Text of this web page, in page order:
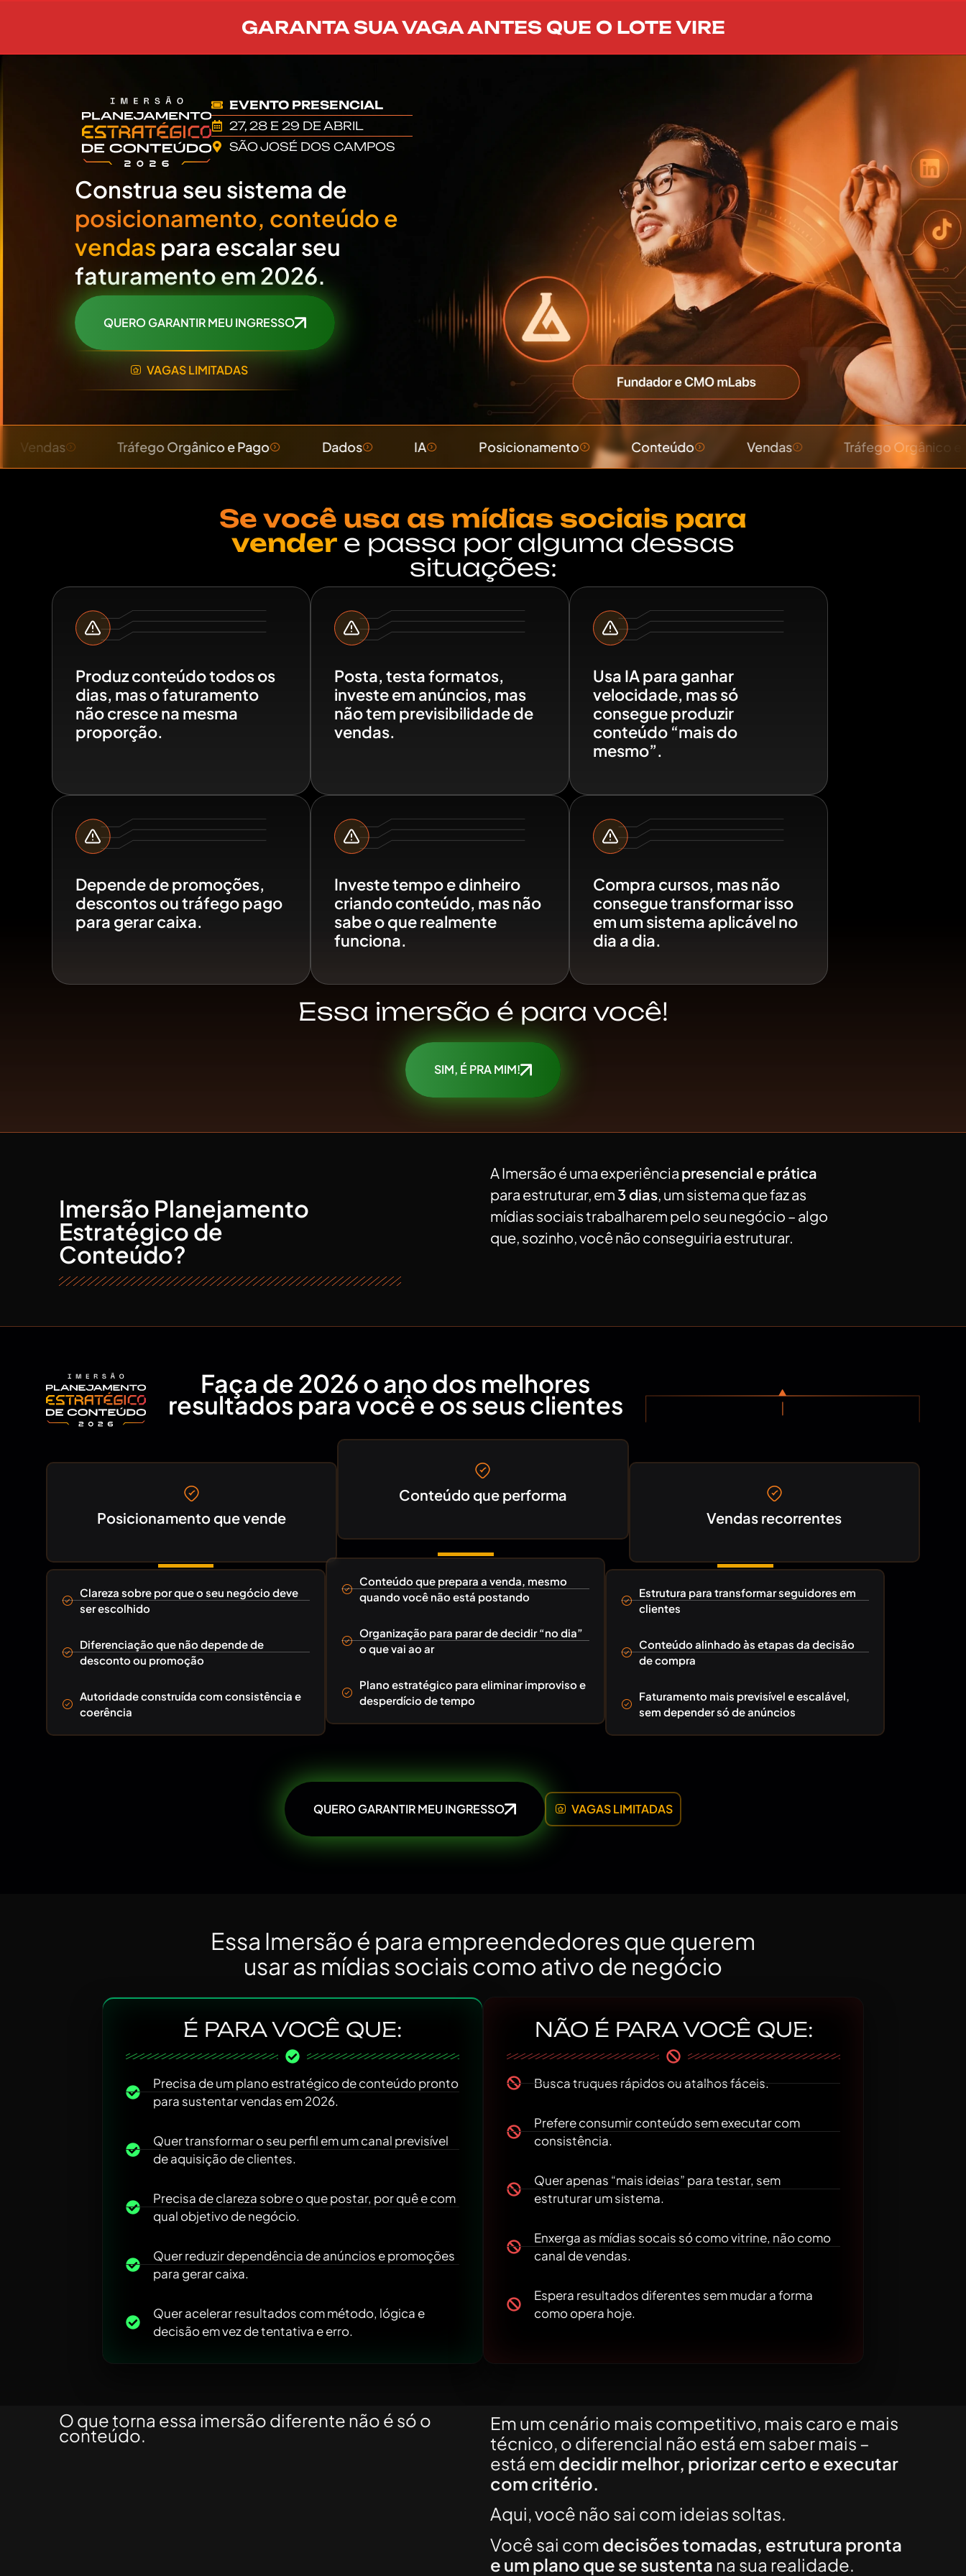
GARANTA SUA VAGA ANTES QUE O LOTE VIRE
EVENTO PRESENCIAL
27, 28 E 29 DE ABRIL
SÃO JOSÉ DOS CAMPOS
Construa seu sistema de
posicionamento, conteúdo e
vendas para escalar seu
faturamento em 2026.
QUERO GARANTIR MEU INGRESSO
VAGAS LIMITADAS
Tráfego Orgânico e Pago Dados IA Posicionamento Conteúdo Vendas Tráfego Orgânico e Pago
Se você usa as mídias sociais para
vender e passa por alguma dessas
situações:
Produz conteúdo todos os
dias, mas o faturamento
não cresce na mesma
proporção.
Posta, testa formatos,
investe em anúncios, mas
não tem previsibilidade de
vendas.
Usa IA para ganhar
velocidade, mas só
consegue produzir
conteúdo “mais do
mesmo”.
Depende de promoções,
descontos ou tráfego pago
para gerar caixa.
Investe tempo e dinheiro
criando conteúdo, mas não
sabe o que realmente
funciona.
Compra cursos, mas não
consegue transformar isso
em um sistema aplicável no
dia a dia.
Essa imersão é para você!
SIM, É PRA MIM!
Imersão Planejamento
Estratégico de
Conteúdo?
A Imersão é uma experiência presencial e prática
para estruturar, em 3 dias, um sistema que faz as
mídias sociais trabalharem pelo seu negócio – algo
que, sozinho, você não conseguiria estruturar.
Faça de 2026 o ano dos melhores
resultados para você e os seus clientes
Posicionamento que vende
Conteúdo que performa
Vendas recorrentes
Clareza sobre por que o seu negócio deve
ser escolhido
Diferenciação que não depende de
desconto ou promoção
Autoridade construída com consistência e
coerência
Conteúdo que prepara a venda, mesmo
quando você não está postando
Organização para parar de decidir “no dia”
o que vai ao ar
Plano estratégico para eliminar improviso e
desperdício de tempo
Estrutura para transformar seguidores em
clientes
Conteúdo alinhado às etapas da decisão
de compra
Faturamento mais previsível e escalável,
sem depender só de anúncios
QUERO GARANTIR MEU INGRESSO VAGAS LIMITADAS
Essa Imersão é para empreendedores que querem
usar as mídias sociais como ativo de negócio
É PARA VOCÊ QUE:
Precisa de um plano estratégico de conteúdo pronto
para sustentar vendas em 2026.
Quer transformar o seu perfil em um canal previsível
de aquisição de clientes.
Precisa de clareza sobre o que postar, por quê e com
qual objetivo de negócio.
Quer reduzir dependência de anúncios e promoções
para gerar caixa.
Quer acelerar resultados com método, lógica e
decisão em vez de tentativa e erro.
NÃO É PARA VOCÊ QUE:
Busca truques rápidos ou atalhos fáceis.
Prefere consumir conteúdo sem executar com
consistência.
Quer apenas “mais ideias” para testar, sem
estruturar um sistema.
Enxerga as mídias socais só como vitrine, não como
canal de vendas.
Espera resultados diferentes sem mudar a forma
como opera hoje.
O que torna essa imersão diferente não é só o
conteúdo.
Em um cenário mais competitivo, mais caro e mais
técnico, o diferencial não está em saber mais –
está em decidir melhor, priorizar certo e executar
com critério.
Aqui, você não sai com ideias soltas.
Você sai com decisões tomadas, estrutura pronta
e um plano que se sustenta na sua realidade.